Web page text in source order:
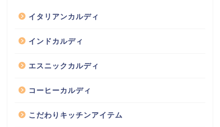
イタリアンカルディ
インドカルディ
エスニックカルディ
コーヒーカルディ
こだわりキッチンアイテム